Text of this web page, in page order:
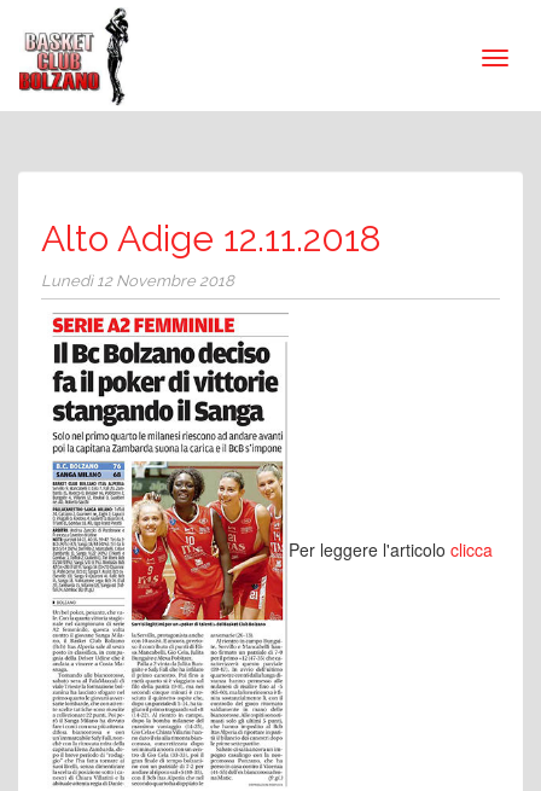
Alto Adige 12.11.2018
Lunedì 12 Novembre 2018
Per leggere l'articolo clicca